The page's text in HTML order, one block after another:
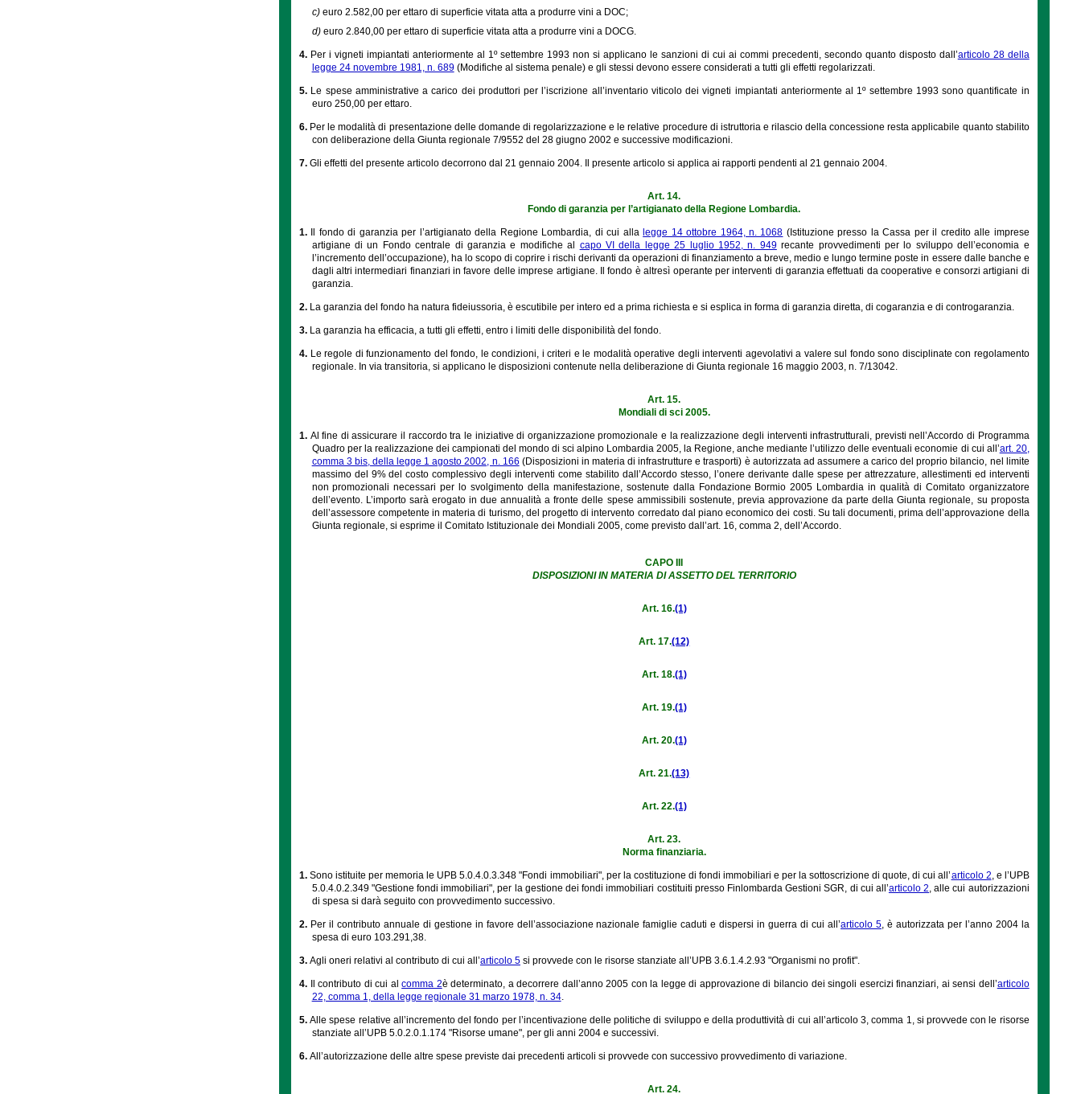
c) euro 2.582,00 per ettaro di superficie vitata atta a produrre vini a DOC;
d) euro 2.840,00 per ettaro di superficie vitata atta a produrre vini a DOCG.
4. Per i vigneti impiantati anteriormente al 1º settembre 1993 non si applicano le sanzioni di cui ai commi precedenti, secondo quanto disposto dall’articolo 28 della
legge 24 novembre 1981, n. 689(Modifiche al sistema penale) e gli stessi devono essere considerati a tutti gli effetti regolarizzati.
5. Le spese amministrative a carico dei produttori per l’iscrizione all’inventario viticolo dei vigneti impiantati anteriormente al 1º settembre 1993 sono quantificate in
euro 250,00 per ettaro.
6. Per le modalità di presentazione delle domande di regolarizzazione e le relative procedure di istruttoria e rilascio della concessione resta applicabile quanto stabilito
con deliberazione della Giunta regionale 7/9552 del 28 giugno 2002 e successive modificazioni.
7. Gli effetti del presente articolo decorrono dal 21 gennaio 2004. Il presente articolo si applica ai rapporti pendenti al 21 gennaio 2004.
Art. 14.
Fondo di garanzia per l’artigianato della Regione Lombardia.
1. Il fondo di garanzia per l’artigianato della Regione Lombardia, di cui alla legge 14 ottobre 1964, n. 1068 (Istituzione presso la Cassa per il credito alle imprese
artigiane di un Fondo centrale di garanzia e modifiche al capo VI della legge 25 luglio 1952, n. 949recante provvedimenti per lo sviluppo dell’economia e
l’incremento dell’occupazione), ha lo scopo di coprire i rischi derivanti da operazioni di finanziamento a breve, medio e lungo termine poste in essere dalle banche e
dagli altri intermediari finanziari in favore delle imprese artigiane. Il fondo è altresì operante per interventi di garanzia effettuati da cooperative e consorzi artigiani di
garanzia.
2. La garanzia del fondo ha natura fideiussoria, è escutibile per intero ed a prima richiesta e si esplica in forma di garanzia diretta, di cogaranzia e di controgaranzia.
3. La garanzia ha efficacia, a tutti gli effetti, entro i limiti delle disponibilità del fondo.
4. Le regole di funzionamento del fondo, le condizioni, i criteri e le modalità operative degli interventi agevolativi a valere sul fondo sono disciplinate con regolamento
regionale. In via transitoria, si applicano le disposizioni contenute nella deliberazione di Giunta regionale 16 maggio 2003, n. 7/13042.
Art. 15.
Mondiali di sci 2005.
1. Al fine di assicurare il raccordo tra le iniziative di organizzazione promozionale e la realizzazione degli interventi infrastrutturali, previsti nell’Accordo di Programma
Quadro per la realizzazione dei campionati del mondo di sci alpino Lombardia 2005, la Regione, anche mediante l’utilizzo delle eventuali economie di cui all’art. 20,
comma 3 bis, della legge 1 agosto 2002, n. 166 (Disposizioni in materia di infrastrutture e trasporti) è autorizzata ad assumere a carico del proprio bilancio, nel limite
massimo del 9% del costo complessivo degli interventi come stabilito dall’Accordo stesso, l’onere derivante dalle spese per attrezzature, allestimenti ed interventi
non promozionali necessari per lo svolgimento della manifestazione, sostenute dalla Fondazione Bormio 2005 Lombardia in qualità di Comitato organizzatore
dell’evento. L’importo sarà erogato in due annualità a fronte delle spese ammissibili sostenute, previa approvazione da parte della Giunta regionale, su proposta
dell’assessore competente in materia di turismo, del progetto di intervento corredato dal piano economico dei costi. Su tali documenti, prima dell’approvazione della
Giunta regionale, si esprime il Comitato Istituzionale dei Mondiali 2005, come previsto dall’art. 16, comma 2, dell’Accordo.
CAPO III
DISPOSIZIONI IN MATERIA DI ASSETTO DEL TERRITORIO
Art. 16.(1)
Art. 17.(12)
Art. 18.(1)
Art. 19.(1)
Art. 20.(1)
Art. 21.(13)
Art. 22.(1)
Art. 23.
Norma finanziaria.
1.Sono istituite per memoria le UPB 5.0.4.0.3.348 "Fondi immobiliari", per la costituzione di fondi immobiliari e per la sottoscrizione di quote, di cui all’articolo 2, e l’UPB
5.0.4.0.2.349 "Gestione fondi immobiliari", per la gestione dei fondi immobiliari costituiti presso Finlombarda Gestioni SGR, di cui all’articolo 2, alle cui autorizzazioni
di spesa si darà seguito con provvedimento successivo.
2. Per il contributo annuale di gestione in favore dell’associazione nazionale famiglie caduti e dispersi in guerra di cui all’articolo 5, è autorizzata per l’anno 2004 la
spesa di euro 103.291,38.
3. Agli oneri relativi al contributo di cui all’articolo 5 si provvede con le risorse stanziate all’UPB 3.6.1.4.2.93 "Organismi no profit".
4. Il contributo di cui alcomma 2è determinato, a decorrere dall’anno 2005 con la legge di approvazione di bilancio dei singoli esercizi finanziari, ai sensi dell’articolo
22, comma 1, della legge regionale 31 marzo 1978, n. 34.
5.Alle spese relative all’incremento del fondo per l’incentivazione delle politiche di sviluppo e della produttività di cui all’articolo 3, comma 1, si provvede con le risorse
stanziate all’UPB 5.0.2.0.1.174 "Risorse umane", per gli anni 2004 e successivi.
6. All’autorizzazione delle altre spese previste dai precedenti articoli si provvede con successivo provvedimento di variazione.
Art. 24.